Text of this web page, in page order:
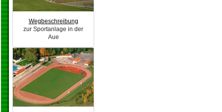
Wegbeschreibung
zur Sportanlage in der
Aue